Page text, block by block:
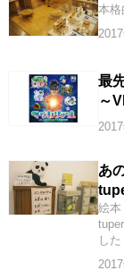
本格
最
～
あ
絵本
した